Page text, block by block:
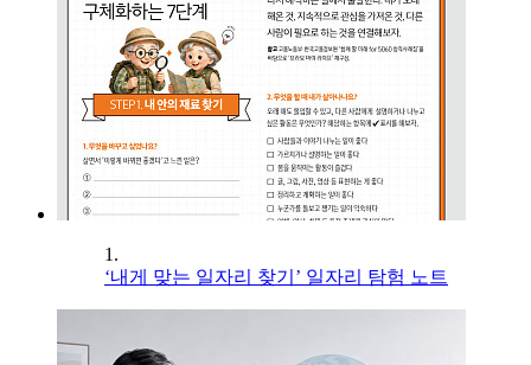
1.
‘내게 맞는 일자리 찾기’ 일자리 탐험 노트